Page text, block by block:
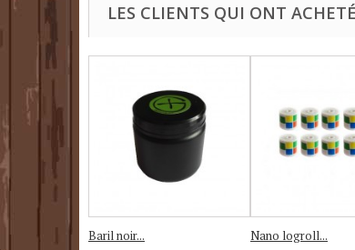
LES CLIENTS QUI ONT
Baril noir...
Nano logroll...